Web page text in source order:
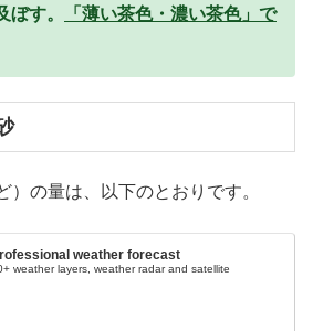
ぼす。
「薄い茶色・濃い茶色」で
）の量は、以下のとおりです。
weather forecast
weather layers, weather radar and satellite